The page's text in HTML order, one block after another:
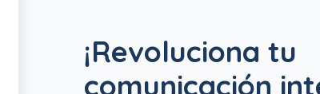
¡Revoluciona tu
comunicación